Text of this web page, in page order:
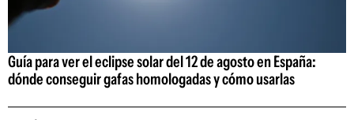
Guía para ver el eclipse solar del 12 de agosto en España:
dónde conseguir gafas homologadas y cómo usarlas